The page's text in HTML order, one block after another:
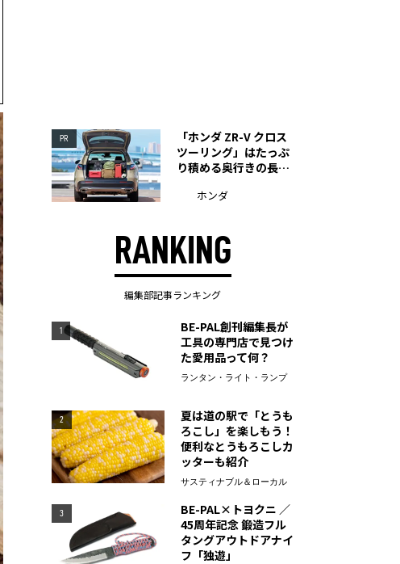
PR
「ホンダ ZR-V クロス
ツーリング」はたっぷ
り積める奥行きの長い
ホンダ
RANKING
編集部記事ランキング
1
BE-PAL創刊編集長が
工具の専門店で見つけ
た愛用品って何？
ランタン・ライト・ランプ
2
夏は道の駅で「とうも
ろこし」を楽しもう！
便利なとうもろこしカ
ッターも紹介
サスティナブル＆ローカル
3
BE-PAL×トヨクニ ／
45周年記念 鍛造フル
タングアウトドアナイ
フ「独遊」